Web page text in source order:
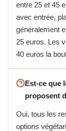
entre 25 et 45
avec entrée,
généralement
25 euros. Les
40 euros la
Est-ce que
proposent
Oui, tous les
options